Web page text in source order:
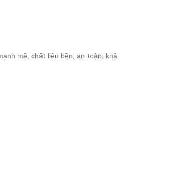
mẽ, chất liệu bền, an toàn, khả